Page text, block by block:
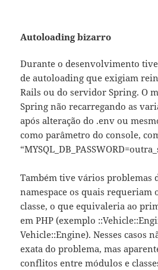
Autoloading bizarro
Durante o desenvolvimento
de autoloading que exigiam
Rails ou do servidor Spring. O
Spring não recarregando as
após alteração do .env ou
como parâmetro do console,
Também tive vários problemas
namespace os quais requeriam
classe, o que equivaleria ao
em PHP (exemplo
Vehicle::Engine). Nesses casos
exata do problema, mas
conflitos entre módulos e